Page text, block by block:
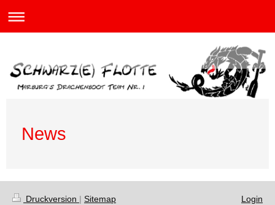
News
Druckversion | Sitemap
Login